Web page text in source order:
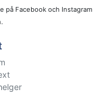
på Facebook och Instagram